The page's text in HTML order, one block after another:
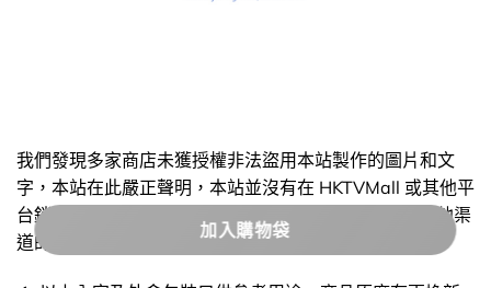
加入購物袋
我們發現多家商店未獲授權非法盜用本站製作的圖片和文
字，本站在此嚴正聲明，本站並沒有在 HKTVMall 或其他平
台銷售，只在本站 OhMyGlow.co 銷售，不能保證經其他渠
道的貨品來源。